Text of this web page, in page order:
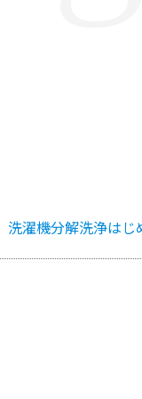
洗濯機分解洗浄はじ